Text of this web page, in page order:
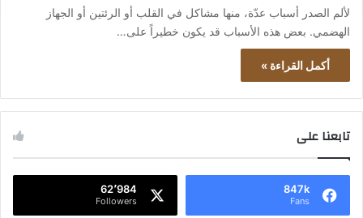
لألم الصدر أسباب عدّة، منها مشاكل في القلب أو الرئتين أو الجهاز
الهضمي. بعض هذه الأسباب قد يكون خطيراً على…
أكمل القراءة »
تابعنا على
847k
Fans
62٬984
Followers